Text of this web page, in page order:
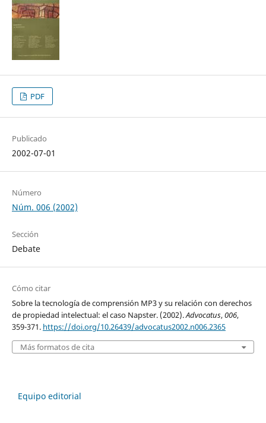
PDF
Publicado
2002-07-01
Número
Núm. 006 (2002)
Sección
Debate
Cómo citar
Sobre la tecnología de comprensión MP3 y su relación con derechos
de propiedad intelectual: el caso Napster. (2002).Advocatus,006,
359-371. https://doi.org/10.26439/advocatus2002.n006.2365
Más formatos de cita
Equipo editorial